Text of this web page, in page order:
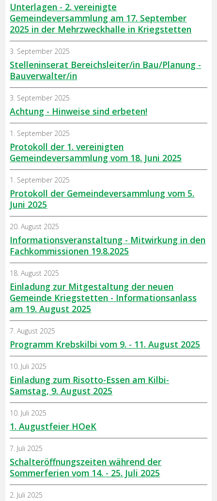
Unterlagen - 2. vereinigte
Gemeindeversammlung am 17. September
2025 in der Mehrzweckhalle in Kriegstetten
Stelleninserat Bereichsleiter/in Bau/Planung -
Bauverwalter/in
3. September 2025
Achtung - Hinweise sind erbeten!
3. September 2025
Protokoll der 1. vereinigten
Gemeindeversammlung vom 18. Juni 2025
1. September 2025
Protokoll der Gemeindeversammlung vom 5.
Juni 2025
1. September 2025
Informationsveranstaltung - Mitwirkung in den
Fachkommissionen 19.8.2025
20. August 2025
Einladung zur Mitgestaltung der neuen
Gemeinde Kriegstetten - Informationsanlass
am 19. August 2025
18. August 2025
Programm Krebskilbi vom 9. - 11. August 2025
7. August 2025
Einladung zum Risotto-Essen am Kilbi-
Samstag, 9. August 2025
10. Juli 2025
1. Augustfeier HOeK
10. Juli 2025
Schalteröffnungszeiten während der
Sommerferien vom 14. - 25. Juli 2025
7. Juli 2025
2. Juli 2025